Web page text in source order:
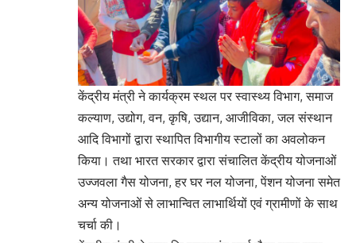
केंद्रीय मंत्री ने कार्यक्रम स्थल पर स्वास्थ्य विभाग, समाज
कल्याण, उद्योग, वन, कृषि, उद्यान, आजीविका, जल संस्थान
आदि विभागों द्वारा स्थापित विभागीय स्टालों का अवलोकन
किया। तथा भारत सरकार द्वारा संचालित केंद्रीय योजनाओं
उज्जवला गैस योजना, हर घर नल योजना, पेंशन योजना समेत
अन्य योजनाओं से लाभान्वित लाभार्थियों एवं ग्रामीणों के साथ
चर्चा की।